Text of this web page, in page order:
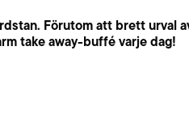
Förutom att brett urval
take away-buffé varje dag!